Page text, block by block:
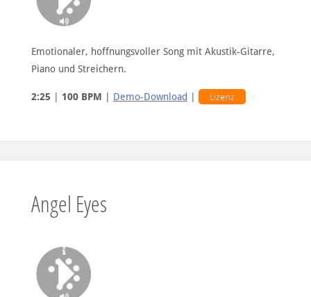
Emotionaler, hoffnungsvoller Song mit Akustik-Gitarre,
Piano und Streichern.
2:25 | 100 BPM | Demo-Download | Lizenz
Angel Eyes